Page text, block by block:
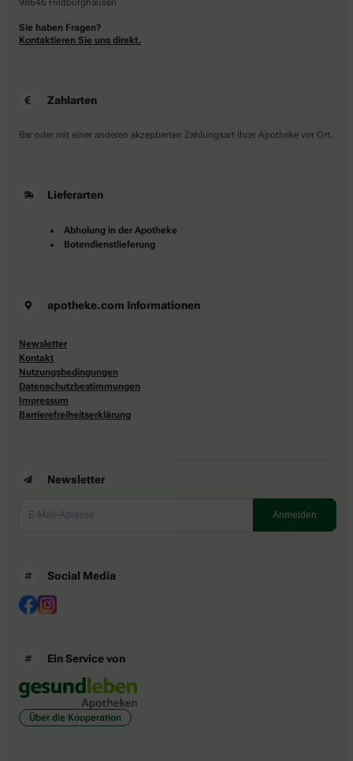
Sie haben Fragen?
Kontaktieren Sie uns direkt.
Zahlarten
Bar oder mit einer anderen akzeptierten Zahlungsart Ihrer Apotheke vor Ort.
Lieferarten
Abholung in der Apotheke
Botendienstlieferung
apotheke.com Informationen
Newsletter
Kontakt
Nutzungsbedingungen
Datenschutzbestimmungen
Impressum
Barrierefreiheitserklärung
Newsletter
Social Media
Ein Service von
Über die Kooperation